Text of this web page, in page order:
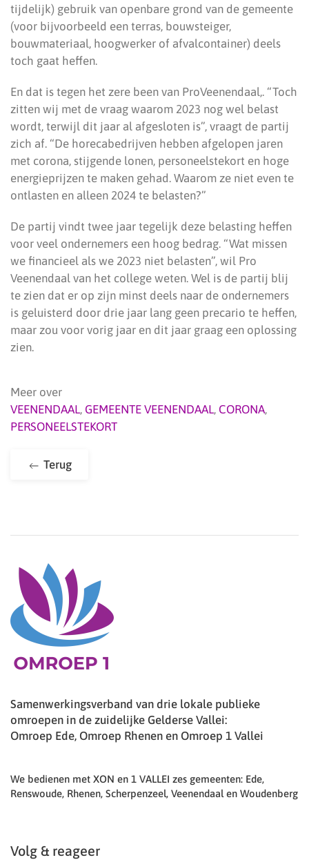
tijdelijk) gebruik van openbare grond van de gemeente
(voor bijvoorbeeld een terras, bouwsteiger,
bouwmateriaal, hoogwerker of afvalcontainer) deels
toch gaat heffen.
En dat is tegen het zere been van ProVeenendaal,. “Toch
zitten wij met de vraag waarom 2023 nog wel belast
wordt, terwijl dit jaar al afgesloten is”, vraagt de partij
zich af. “De horecabedrijven hebben afgelopen jaren
met corona, stijgende lonen, personeelstekort en hoge
energieprijzen te maken gehad. Waarom ze niet even te
ontlasten en alleen 2024 te belasten?”
De partij vindt twee jaar tegelijk deze belasting heffen
voor veel ondernemers een hoog bedrag. “Wat missen
we financieel als we 2023 niet belasten”, wil Pro
Veenendaal van het college weten. Wel is de partij blij
te zien dat er op zijn minst deels naar de ondernemers
is geluisterd door drie jaar lang geen precario te heffen,
maar zou voor vorig jaar en dit jaar graag een oplossing
zien.
Meer over
VEENENDAAL, GEMEENTE VEENENDAAL, CORONA,
PERSONEELSTEKORT
Terug
Samenwerkingsverband van drie lokale publieke
omroepen in de zuidelijke Gelderse Vallei:
Omroep Ede, Omroep Rhenen en Omroep 1 Vallei
We bedienen met XON en 1 VALLEI zes gemeenten: Ede,
Renswoude, Rhenen, Scherpenzeel, Veenendaal en Woudenberg
Volg & reageer